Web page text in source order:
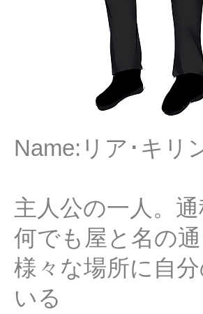
Name:リア･キリ
主人公の一人。
何でも屋と名の
様々な場所に自
いる